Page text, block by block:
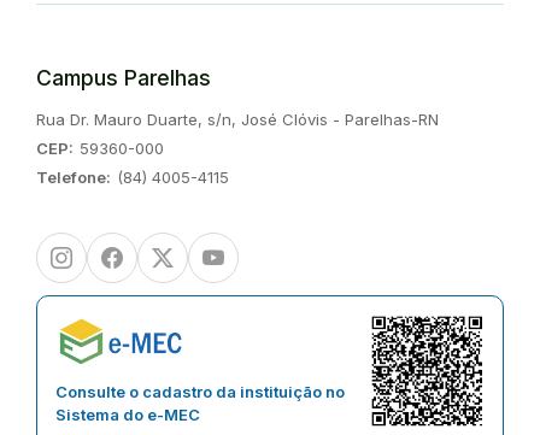
Campus Parelhas
Endereço:
Rua Dr. Mauro Duarte, s/n, José Clóvis - Parelhas-RN
CEP: 59360-000
Telefone: (84) 4005-4115
InstagramFacebookTwitter/XYoutube
Consulte o cadastro da instituição no
Sistema do e-MEC